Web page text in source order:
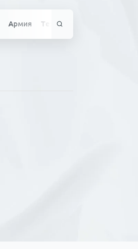
Армия Технологии